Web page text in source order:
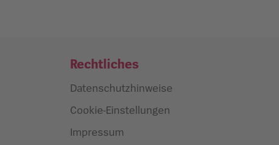
Rechtliches
Datenschutzhinweise
Cookie-Einstellungen
Impressum